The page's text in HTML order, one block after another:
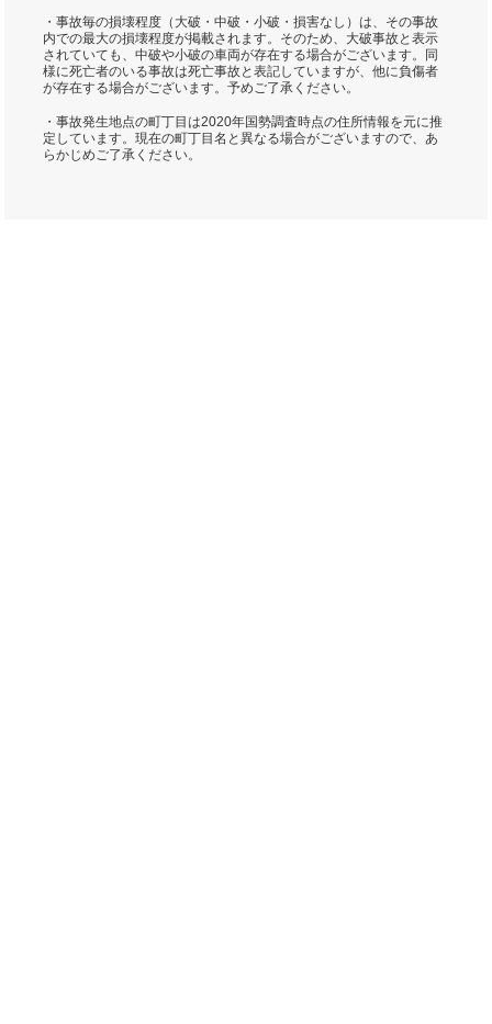
・事故毎の損壊程度（大破・中破・小破・損害なし）は、その事故
内での最大の損壊程度が掲載されます。そのため、大破事故と表示
されていても、中破や小破の車両が存在する場合がございます。同
様に死亡者のいる事故は死亡事故と表記していますが、他に負傷者
が存在する場合がございます。予めご了承ください。
・事故発生地点の町丁目は2020年国勢調査時点の住所情報を元に推
定しています。現在の町丁目名と異なる場合がございますので、あ
らかじめご了承ください。